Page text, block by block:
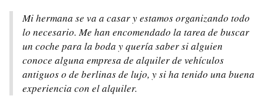
Mi hermana se va a casar y estamos organizando todo
lo necesario. Me han encomendado la tarea de buscar
un coche para la boda y quería saber si alguien
conoce alguna empresa de alquiler de vehículos
antiguos o de berlinas de lujo, y si ha tenido una buena
experiencia con el alquiler.